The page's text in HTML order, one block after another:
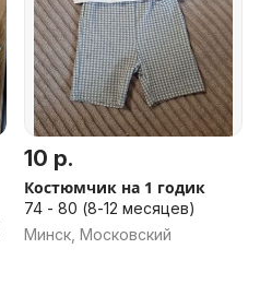
10 р.
Костюмчик на 1 годик
74 - 80 (8-12 месяцев)
Минск, Московский